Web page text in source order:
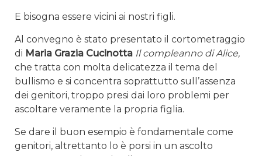
E bisogna essere vicini ai nostri figli.
Al convegno è stato presentato il cortometraggio
di Maria Grazia Cucinotta Il compleanno di Alice,
che tratta con molta delicatezza il tema del
bullismo e si concentra soprattutto sull’assenza
dei genitori, troppo presi dai loro problemi per
ascoltare veramente la propria figlia.
Se dare il buon esempio è fondamentale come
genitori, altrettanto lo è porsi in un ascolto